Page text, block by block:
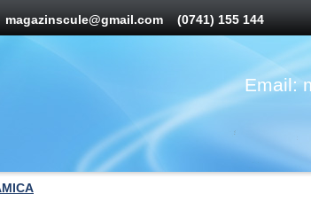
magazinscule@gmail.com(0741) 155 144
Email: